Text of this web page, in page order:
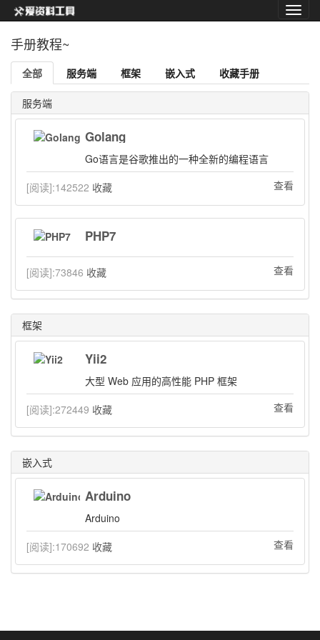
手册教程~
全部 服务端 框架 嵌入式 收藏手册
服务端
Golang
Go语言是谷歌推出的一种全新的编程语言
[阅读]:142522 收藏 查看
PHP7
[阅读]:73846 收藏 查看
框架
Yii2
大型 Web 应用的高性能 PHP 框架
[阅读]:272449 收藏 查看
嵌入式
Arduino
Arduino
[阅读]:170692 收藏 查看